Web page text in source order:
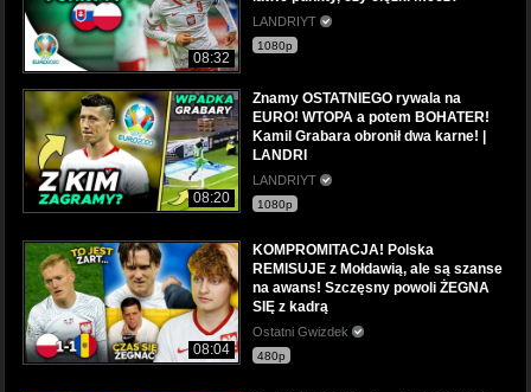
08:32
LANDRIYT
1080p
08:20
Znamy OSTATNIEGO rywala na
EURO! WTOPA a potem BOHATER!
Kamil Grabara obronił dwa karne! |
LANDRI
LANDRIYT
1080p
08:04
KOMPROMITACJA! Polska
REMISUJE z Mołdawią, ale są szanse
na awans! Szczęsny powoli ŻEGNA
SIĘ z kadrą
Ostatni Gwizdek
480p